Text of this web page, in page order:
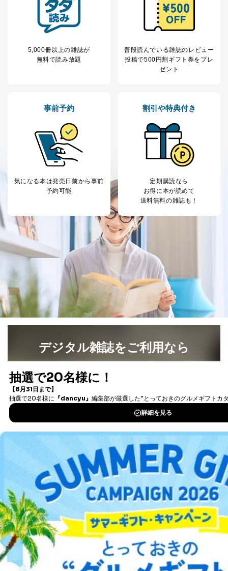
Aサービス利用者
ｅメール等による商品、サービ
ス、キャンペーン等の広告に関す
4
個人情報
採用選考、ご連絡のため
当社の従業者の個
人事、総務などの雇用管理等のた
により当社の
定期購読サービス
等をご利用の方の
個人情報
た商品の発売元企業からのｅメー
ル等による商品、
サービス、キャンペーン等の広告
に関するご案内のため
SNS公式アカウン
の個人情報
当社のサービス利用状況の把握お
お問い合わせ対応、トラブル対
質向上のため
その他当社のプライバシーポリシ
ー等にて公表する利用目的達成の
※上記の利用目的のうちNo.1～5については保有個人デ
ータ（開示対象個人情報）の利用目的であり、下記4.の
開示等のご請求に対応させていただきます。
なお、6、7については、パートナー（提携企業）様又は
各SNS運営会社様にご請求いただきますようお願い致し
３．個人情報の第三者提供について
当社は、取得した個人情報を適切に管理し､あらかじめ
本人の同意を得ることなく第三者に提供することはあり
ません。ただし、次の場合は除きます。
法令に基づく場合
人の生命､身体または財産の保護のために必要がある
場合であって、本人の同意を得ることが困難であると
き。
公衆衛生の向上または児童の健全な育成の推進のため
に特に必要がある場合であって、本人の同意を得るこ
とが困難である場合。
国の機関もしくは地方公共団体またはその委託を受け
上記２．の利用目的を実施するために守秘義務を結ん
だ企業に、業務の一部として個人情報の取扱いを委
託・提供する場合、その業務に必要な範囲で委託・提
供先企業に個人情報を開示することがあります。
委託・提供先企業は具体的には以下のような企業です
が、これらに限りません。
委託先：カスタマーサポート支援会社 、クレジッ
トカード決済などの決済代行・料金回収会社、広
告配信サービス会社
提供先：出版社、出版物発売元、卸売会社、販売
店など商品の供給者、梱包会社、配送会社、新聞
販売店などの梱包・配送・配達会社
5,000冊以上の雑誌が
無料で読み放題
普段読んでいる雑誌のレビュー
投稿で500円割ギフト券をプレ
ゼント
事前予約
気になる本は発売日前から事前
予約可能
割引や特典付き
定期購読なら
お得に本が読めて
送料無料の雑誌も！
デジタル雑誌をご利用なら
書籍）が無料で読み放題！
DOWNLOAD FOR IOS
DOWNLOAD FOR ANDROID
ご利用方法はこちら
総合案内
アフィリエイト 採用情報
プレスリリース お問い合わせ